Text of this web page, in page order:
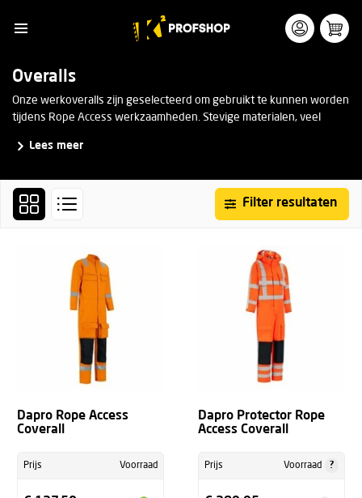
Overalls
Onze werkoveralls zijn geselecteerd om gebruikt te kunnen worden
tijdens Rope Access werkzaamheden. Stevige materialen, veel
juiste plek zodat deze toegangkelijk blijven wanneer je een
Lees meer
Filter resultaten
Dapro Rope Access
Coverall
Prijs Voorraad
Dapro Protector Rope
Access Coverall
Prijs Voorraad ?